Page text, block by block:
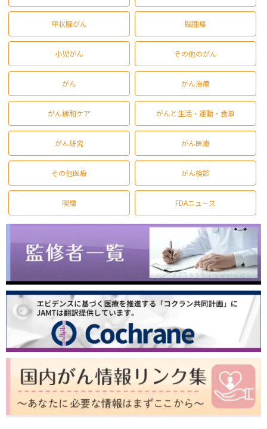
甲状腺がん 脳腫瘍
小児がん その他のがん
がん がん治療
がん緩和ケア がんと生活・運動・食事
がん研究 がん医療
その他医療 がん検診
喫煙 FDAニュース